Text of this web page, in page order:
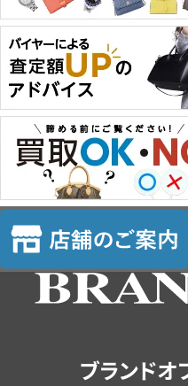
店
舗
の
ブランドオ